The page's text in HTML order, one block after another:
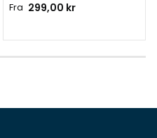
Fra 299,00 kr